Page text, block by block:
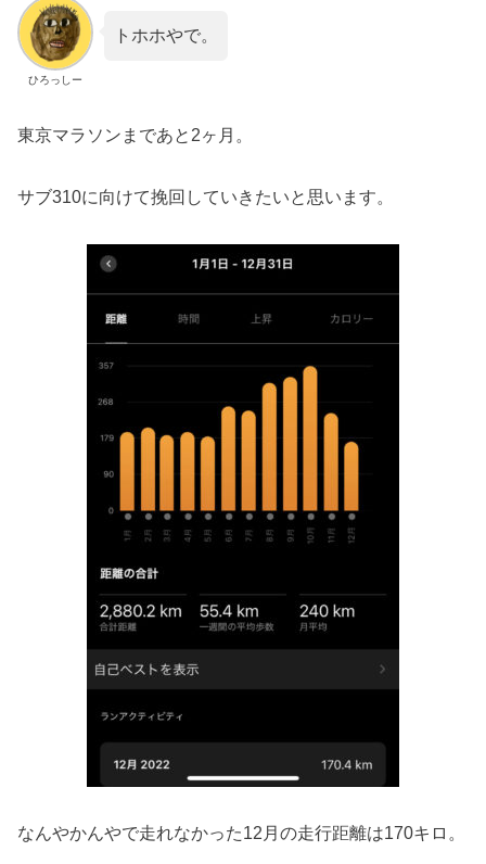
ひろっしー
トホホやで。
東京マラソンまであと2ヶ月。
サブ310に向けて挽回していきたいと思います。
なんやかんやで走れなかった12月の走行距離は170キロ。